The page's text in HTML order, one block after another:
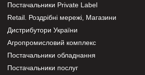
Постачальники Private Label
Retail. Роздрібні мережі, Магазини
Дистрибутори України
Агропромисловий комплекс
Постачальники обладнання
Постачальники послуг